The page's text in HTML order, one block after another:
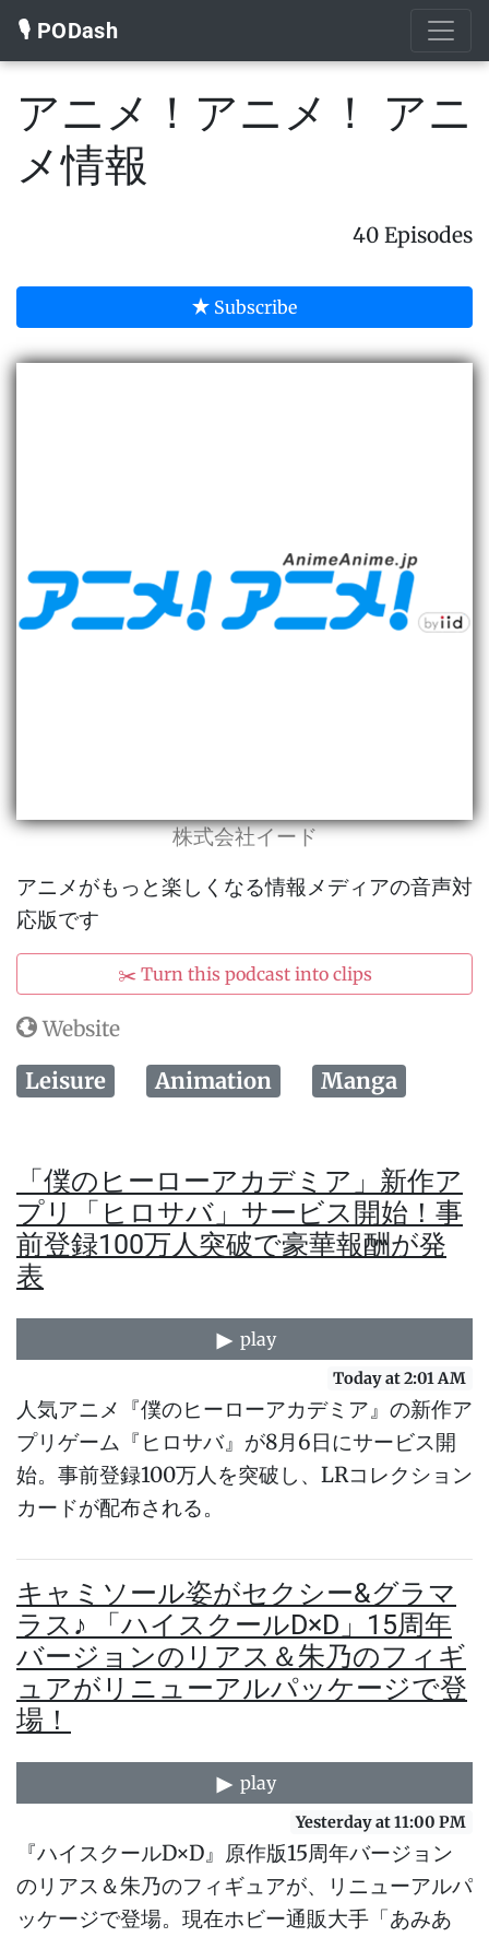
🎙️ PODash
アニメ！アニメ！ アニ
メ情報
40 Episodes
Subscribe
株式会社イード
アニメがもっと楽しくなる情報メディアの音声対
応版です
✂️ Turn this podcast into clips
Website
Leisure Animation Manga
「僕のヒーローアカデミア」新作ア
プリ「ヒロサバ」サービス開始！事
前登録100万人突破で豪華報酬が発
表
play
Today at 2:01 AM
人気アニメ『僕のヒーローアカデミア』の新作ア
プリゲーム『ヒロサバ』が8月6日にサービス開
始。事前登録100万人を突破し、LRコレクション
カードが配布される。
キャミソール姿がセクシー&グラマ
ラス♪ 「ハイスクールD×D」15周年
バージョンのリアス＆朱乃のフィギ
ュアがリニューアルパッケージで登
場！
play
Yesterday at 11:00 PM
『ハイスクールD×D』原作版15周年バージョン
のリアス＆朱乃のフィギュアが、リニューアルパ
ッケージで登場。現在ホビー通販大手「あみあ